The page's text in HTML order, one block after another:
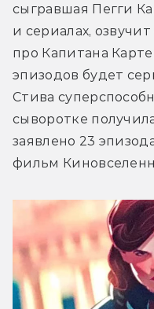
сыгравшая Пегги
и сериалах,
про Капитана
эпизодов будет
Стива
сыворотке
заявлено 23
фильм